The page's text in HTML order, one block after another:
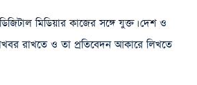
মিডিয়ার কাজের সঙ্গে যুক্ত। দেশ ও
রাখতে ও তা প্রতিবেদন আকারে লিখতে